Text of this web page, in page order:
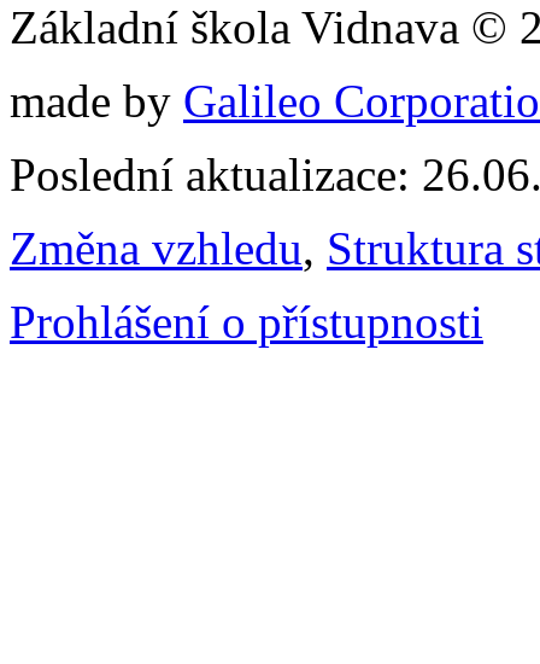
Základní škola Vidnava ©
made by Galileo
Poslední aktualizace:
Změna vzhledu, Struktura
Prohlášení o přístupnosti